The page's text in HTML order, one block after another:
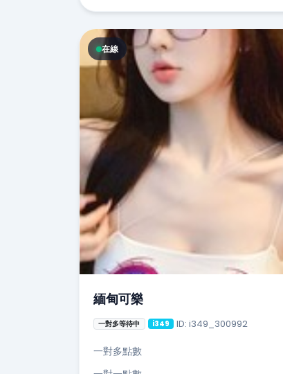
在線
緬甸可樂
一對多等待中 i349 ID: i349_300992
一對多點數